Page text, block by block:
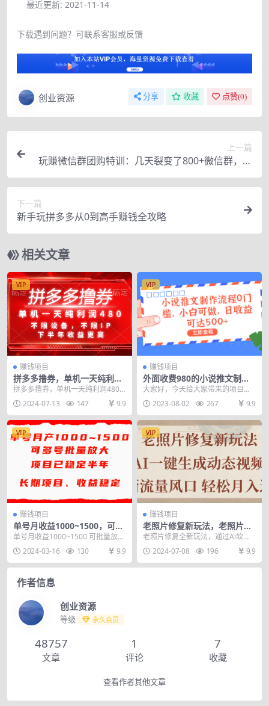
最近更新: 2021-11-14
下载遇到问题？可联系客服或反馈
创业资源 分享 收藏 点赞(0)
上一篇
玩赚微信群团购特训：几天裂变了800+微信群，一
晚成交上百万
下一篇
新手玩拼多多从0到高手赚钱全攻略
相关文章
VIP
赚钱项目
拼多多撸券，单机一天纯利润
480，下半年收益更高，不限
拼多多撸券，单机一天纯利润480
下半年收益更高 不限设备，不限IP
2024-07-13 147 9.9
VIP
赚钱项目
外面收费980的小说推文制作
流程0门槛，小白可做，日收
大家好，今天给大家带来的项目是
《外面收费980的小说推文制作流
程0门槛，小白可做...
2023-08-02 267 9.9
VIP
赚钱项目
单号月收益1000~1500，可批
量放大，手机电脑都可操作，
简单易懂轻松上手
单号月收益1000~1500 可批量放
大，手机电脑都可操作 简单易懂轻
松上手2024-03-16 130 9.9
VIP
赚钱项目
老照片修复新玩法，老照片AI
一键生成动态视频 全新流量风
口 轻松月入过万
老照片修复全新玩法，通过Ai软
件，让照片里面的人物根据提示词
动起来，相比只是单纯...
2024-07-08 196 9.9
作者信息
创业资源
等级 永久会员
48757
文章
1
评论
7
收藏
查看作者其他文章